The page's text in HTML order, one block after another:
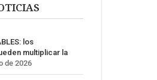
los
multiplicar la
de 2026